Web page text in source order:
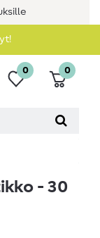
0 0
- 30